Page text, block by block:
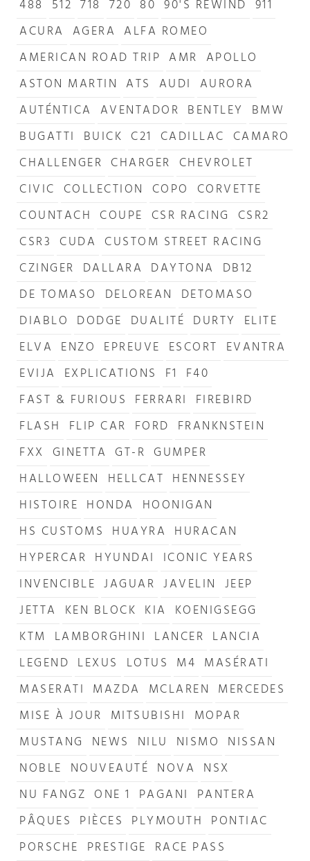
488 512 718 720 80 90'S REWIND 911
ACURA AGERA ALFA ROMEO
AMERICAN ROAD TRIP AMR APOLLO
ASTON MARTIN ATS AUDI AURORA
AUTÉNTICA AVENTADOR BENTLEY BMW
BUGATTI BUICK C21 CADILLAC CAMARO
CHALLENGER CHARGER CHEVROLET
CIVIC COLLECTION COPO CORVETTE
COUNTACH COUPE CSR RACING CSR2
CSR3 CUDA CUSTOM STREET RACING
CZINGER DALLARA DAYTONA DB12
DE TOMASO DELOREAN DETOMASO
DIABLO DODGE DUALITÉ DURTY ELITE
ELVA ENZO EPREUVE ESCORT EVANTRA
EVIJA EXPLICATIONS F1 F40
FAST & FURIOUS FERRARI FIREBIRD
FLASH FLIP CAR FORD FRANKNSTEIN
FXX GINETTA GT-R GUMPER
HALLOWEEN HELLCAT HENNESSEY
HISTOIRE HONDA HOONIGAN
HS CUSTOMS HUAYRA HURACAN
HYPERCAR HYUNDAI ICONIC YEARS
INVENCIBLE JAGUAR JAVELIN JEEP
JETTA KEN BLOCK KIA KOENIGSEGG
KTM LAMBORGHINI LANCER LANCIA
LEGEND LEXUS LOTUS M4 MASÉRATI
MASERATI MAZDA MCLAREN MERCEDES
MISE À JOUR MITSUBISHI MOPAR
MUSTANG NEWS NILU NISMO NISSAN
NOBLE NOUVEAUTÉ NOVA NSX
NU FANGZ ONE 1 PAGANI PANTERA
PÂQUES PIÈCES PLYMOUTH PONTIAC
PORSCHE PRESTIGE RACE PASS